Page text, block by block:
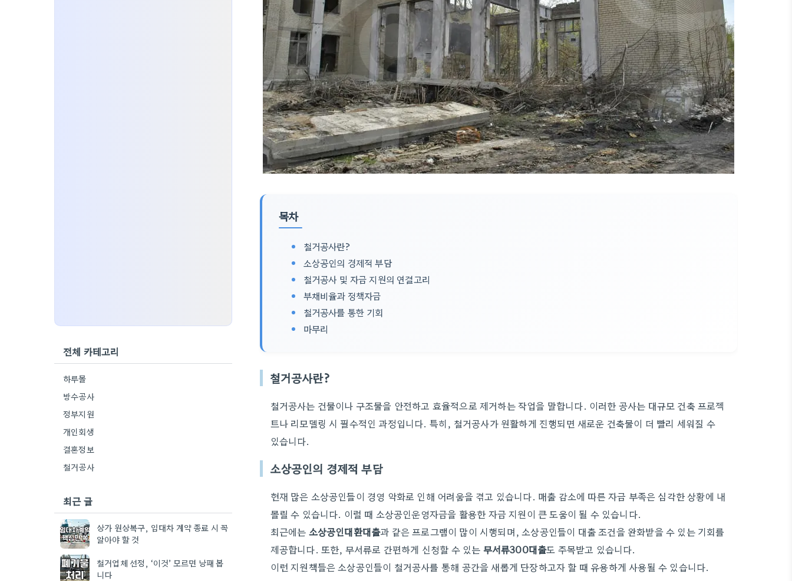
목차
철거공사란?
소상공인의 경제적 부담
철거공사 및 자금 지원의 연결고리
부채비율과 정책자금
철거공사를 통한 기회
마무리
철거공사란?
철거공사는 건물이나 구조물을 안전하고 효율적으로 제거하는 작업을 말합니다. 이러한 공사는 대규모 건축 프로젝
트나 리모델링 시 필수적인 과정입니다. 특히, 철거공사가 원활하게 진행되면 새로운 건축물이 더 빨리 세워질 수
있습니다.
소상공인의 경제적 부담
현재 많은 소상공인들이 경영 악화로 인해 어려움을 겪고 있습니다. 매출 감소에 따른 자금 부족은 심각한 상황에 내
몰릴 수 있습니다. 이럴 때 소상공인운영자금을 활용한 자금 지원이 큰 도움이 될 수 있습니다.
최근에는 소상공인대환대출과 같은 프로그램이 많이 시행되며, 소상공인들이 대출 조건을 완화받을 수 있는 기회를
제공합니다. 또한, 무서류로 간편하게 신청할 수 있는 무서류300대출도 주목받고 있습니다.
이런 지원책들은 소상공인들이 철거공사를 통해 공간을 새롭게 단장하고자 할 때 유용하게 사용될 수 있습니다.
전체 카테고리
하루몰
방수공사
정부지원
개인회생
결혼정보
철거공사
최근 글
상가 원상복구, 임대차 계약 종료 시 꼭
알아야 할 것
철거업체 선정, ‘이것’ 모르면 낭패 봅
니다